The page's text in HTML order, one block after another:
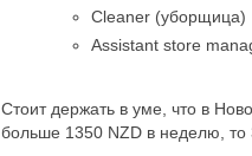
Cleaner (уборщица)
Assistant store
Стоит держать в уме, что в
больше 1350 NZD в неделю, то